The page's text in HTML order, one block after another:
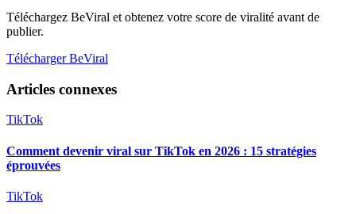
Téléchargez BeViral et obtenez votre score de viralité avant de
publier.
Télécharger BeViral
Articles connexes
TikTok
Comment devenir viral sur TikTok en 2026 : 15 stratégies
éprouvées
TikTok